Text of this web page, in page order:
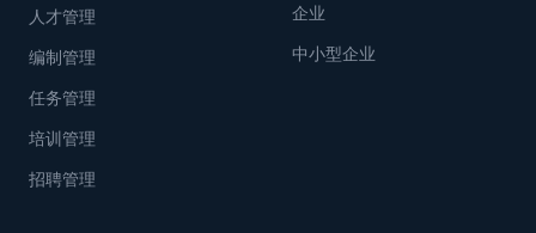
人才管理
编制管理
任务管理
培训管理
招聘管理
企业
中小型企业